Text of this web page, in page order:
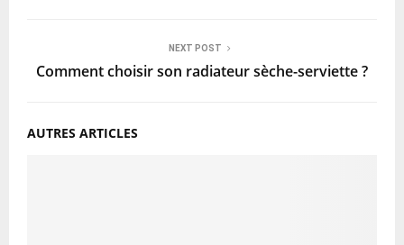
NEXT POST
Comment choisir son radiateur sèche-serviette ?
AUTRES ARTICLES